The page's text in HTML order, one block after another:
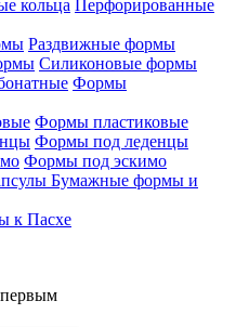
Перфорированные
Раздвижные формы
Силиконовые формы
Формы
Формы пластиковые
Формы под леденцы
Формы под эскимо
Бумажные формы и
к Пасхе
первым